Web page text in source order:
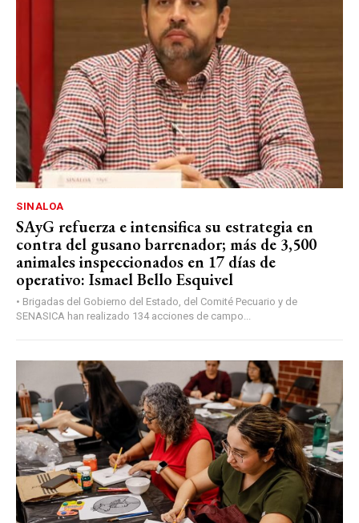
SINALOA
SAyG refuerza e intensifica su estrategia en
contra del gusano barrenador; más de 3,500
animales inspeccionados en 17 días de
operativo: Ismael Bello Esquivel
• Brigadas del Gobierno del Estado, del Comité Pecuario y de
SENASICA han realizado 134 acciones de campo...